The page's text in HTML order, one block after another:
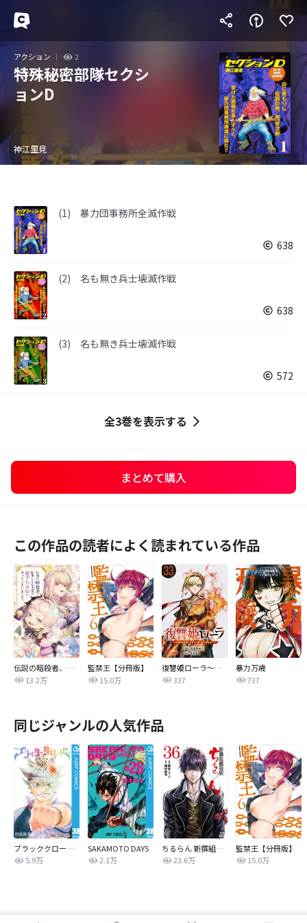
アクション 2
特殊秘密部隊セクシ
ョンD
神江里見
(1) 暴力団事務所全滅作戦
638
(2) 名も無き兵士壊滅作戦
638
(3) 名も無き兵士壊滅作戦
572
全3巻を表示する
まとめて購入
この作品の読者によく読まれている作品
伝説の暗殺者、転生したら王家の愛され末娘になってしまいまして。【タテヨミ】
13.2万
監禁王【分冊版】
15.0万
復讐姫ローラ～お姉様を生贄にしたこの国はもう要らない～(話売り)
337
暴力万歳
737
同じジャンルの人気作品
ブラッククローバー
5.9万
SAKAMOTO DAYS
2.1万
ちるらん 新撰組鎮魂歌
23.6万
監禁王【分冊版】
15.0万